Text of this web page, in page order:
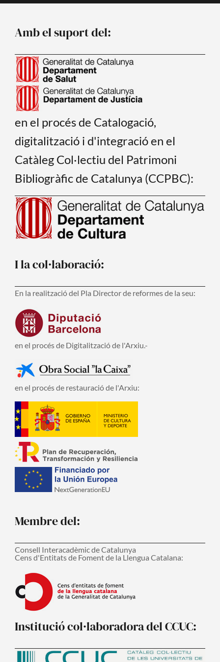
k
Amb el suport del:
en el procés de Catalogació,
digitalització i d'integració en el
Catàleg Col·lectiu del Patrimoni
Bibliogràfic de Catalunya (CCPBC):
I la col·laboració:
En la realització del Pla Director de reformes de la seu:
en el procés de Digitalització de l'Arxiu.-
en el procés de restauració de l'Arxiu:
Membre del:
Consell Interacadèmic de Catalunya
Cens d'Entitats de Foment de la Llengua Catalana:
Institució col·laboradora del CCUC: